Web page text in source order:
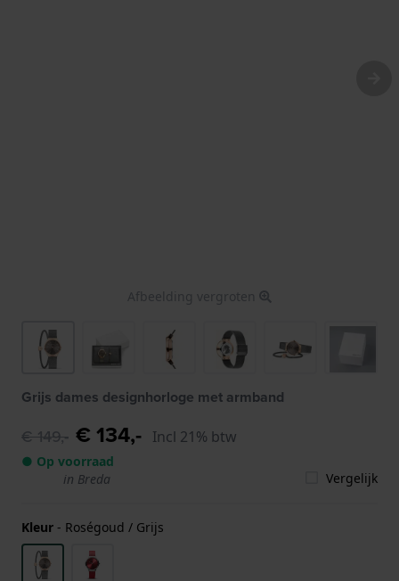
Afbeelding vergroten
Grijs dames designhorloge met armband
€ 149,- € 134,- Incl 21% btw
● Op voorraad
in Breda
Vergelijk
Kleur - Roségoud / Grijs